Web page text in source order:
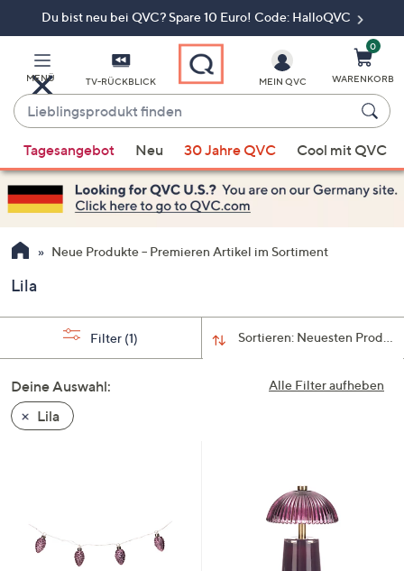
Du bist neu bei QVC? Spare 10 Euro! Code: HalloQVC
MENÜ TV-RÜCKBLICK
Lieblingsprodukt
finden
Vorschläge
verfügbar
sind,
verwenden
Sie
Pfeiltasten
nach
und
nach
unten
oder
Geräten
nach
MEIN QVC
0
WARENKORB
Tagesangebot Neu 30 Jahre QVC Cool mit QVC
Neue Produkte – Premieren Artikel im Sortiment
Lila
Sortieren: Neuesten
Filter (1)
Alle Filter aufheben
Deine Auswahl:
Lila